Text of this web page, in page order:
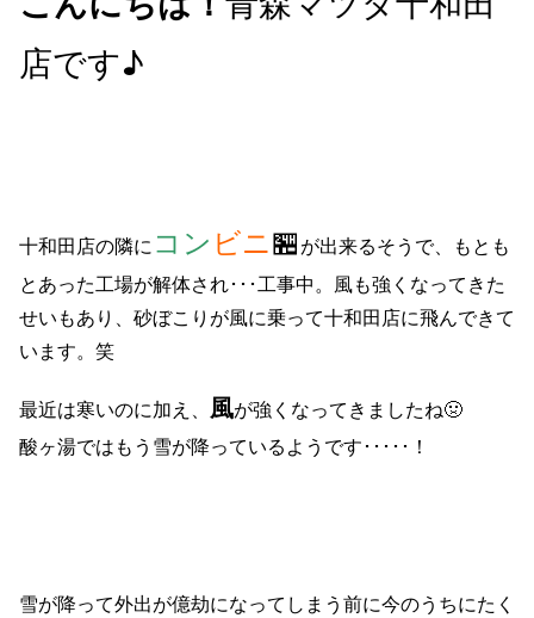
店です♪
十和田店の隣にコン ビニ🏪が出来るそうで、もとも
とあった工場が解体され･･･工事中。風も強くなってきた
せいもあり、砂ぼこりが風に乗って十和田店に飛んできて
います。笑
最近は寒いのに加え、 風が強くなってきましたね🤢
酸ヶ湯ではもう雪が降っているようです･････！
雪が降って外出が億劫になってしまう前に今のうちにたく